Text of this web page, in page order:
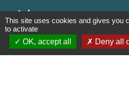
Liens
PREFECTURE DE SAÔNE ET
LOIRE
This site uses cookies and gives you
to activate
OK, accept all
Deny all